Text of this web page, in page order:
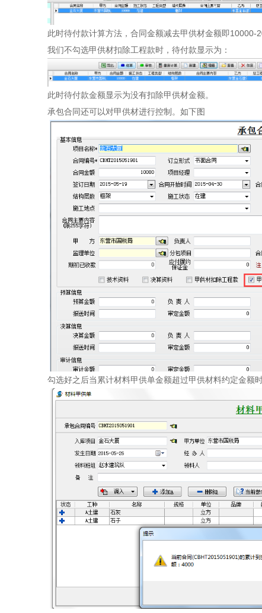
此时待付款计算方法，合同金额减去甲供材金额即10000-
我们不勾选甲供材扣除工程款时，待付款显示为：
此时待付款金额显示为没有扣除甲供材金额。
承包合同还可以对甲供材进行控制。如下图
勾选好之后当累计材料甲供单金额超过甲供材料约定金额